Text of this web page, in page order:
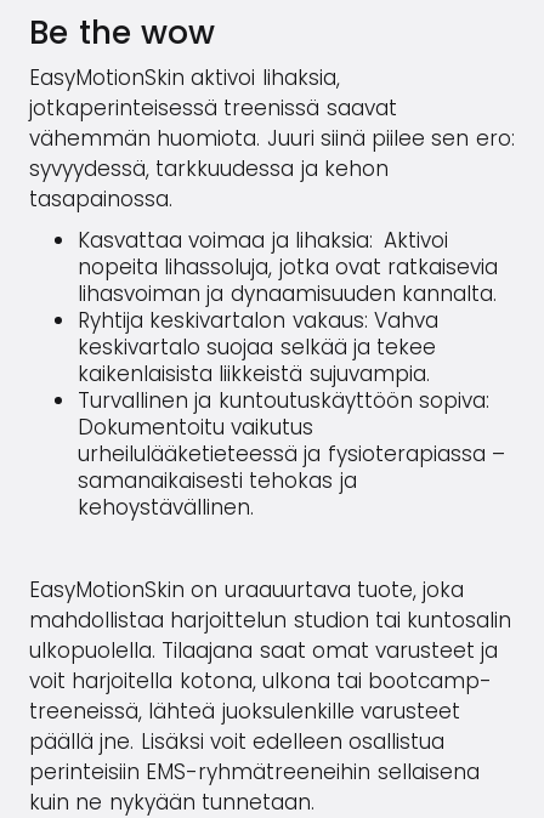
Be the wow
EasyMotionSkin aktivoi lihaksia,
jotkaperinteisessä treenissä saavat
vähemmän huomiota. Juuri siinä piilee sen ero:
syvyydessä, tarkkuudessa ja kehon
tasapainossa.
Kasvattaa voimaa ja lihaksia: Aktivoi
nopeita lihassoluja, jotka ovat ratkaisevia
lihasvoiman ja dynaamisuuden kannalta.
Ryhtija keskivartalon vakaus: Vahva
keskivartalo suojaa selkää ja tekee
kaikenlaisista liikkeistä sujuvampia.
Turvallinen ja kuntoutuskäyttöön sopiva:
Dokumentoitu vaikutus
urheilulääketieteessä ja fysioterapiassa –
samanaikaisesti tehokas ja
kehoystävällinen.
EasyMotionSkin on uraauurtava tuote, joka
mahdollistaa harjoittelun studion tai kuntosalin
ulkopuolella. Tilaajana saat omat varusteet ja
voit harjoitella kotona, ulkona tai bootcamp-
treeneissä, lähteä juoksulenkille varusteet
päällä jne. Lisäksi voit edelleen osallistua
perinteisiin EMS-ryhmätreeneihin sellaisena
kuin ne nykyään tunnetaan.